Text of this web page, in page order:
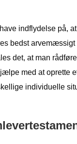
indflydelse på,
bedst arvemæssigt
det, at man
med at oprette
individuelle